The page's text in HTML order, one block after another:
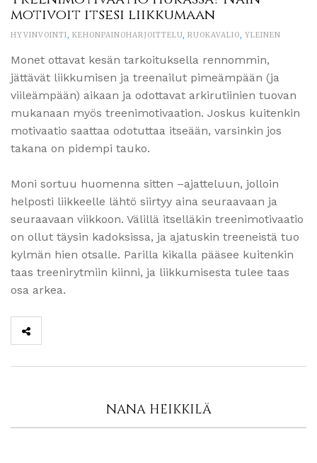
motivoit itsesi liikkumaan
HYVINVOINTI KEHONPAINOHARJOITTELU RUOKAVALIO YLEINEN
Monet ottavat kesän tarkoituksella rennommin,
jättävät liikkumisen ja treenailut pimeämpään (ja
viileämpään) aikaan ja odottavat arkirutiinien tuovan
mukanaan myös treenimotivaation. Joskus kuitenkin
motivaatio saattaa odotuttaa itseään, varsinkin jos
takana on pidempi tauko.
Moni sortuu huomenna sitten –ajatteluun, jolloin
helposti liikkeelle lähtö siirtyy aina seuraavaan ja
seuraavaan viikkoon. Välillä itselläkin treenimotivaatio
on ollut täysin kadoksissa, ja ajatuskin treeneistä tuo
kylmän hien otsalle. Parilla kikalla pääsee kuitenkin
taas treenirytmiin kiinni, ja liikkumisesta tulee taas
osa arkea.
NANA HEIKKILÄ